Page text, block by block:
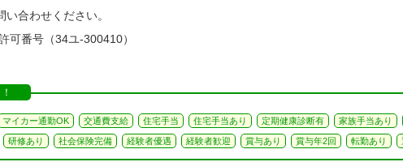
合わせください。
可番号（34ユ-300410）
マイカー通勤OK 交通費支給 住宅手当 住宅手当あり 定期健康診断有 家族手当あり
研修あり 社会保険完備 経験者優遇 経験者歓迎 賞与あり 賞与年2回 転勤あり